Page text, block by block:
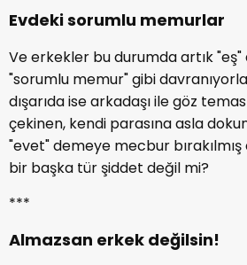
Evdeki sorumlu memurlar
Ve erkekler bu durumda artık
"sorumlu memur" gibi
dışarıda ise arkadaşı ile göz
çekinen, kendi parasına asla
"evet" demeye mecbur
bir başka tür şiddet değil mi?
***
Almazsan erkek değilsin!